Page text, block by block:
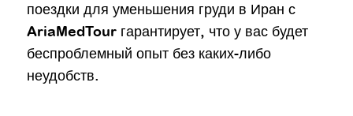
поездки для уменьшения груди в Иран с
AriaMedTour гарантирует, что у вас будет
беспроблемный опыт без каких-либо
неудобств.